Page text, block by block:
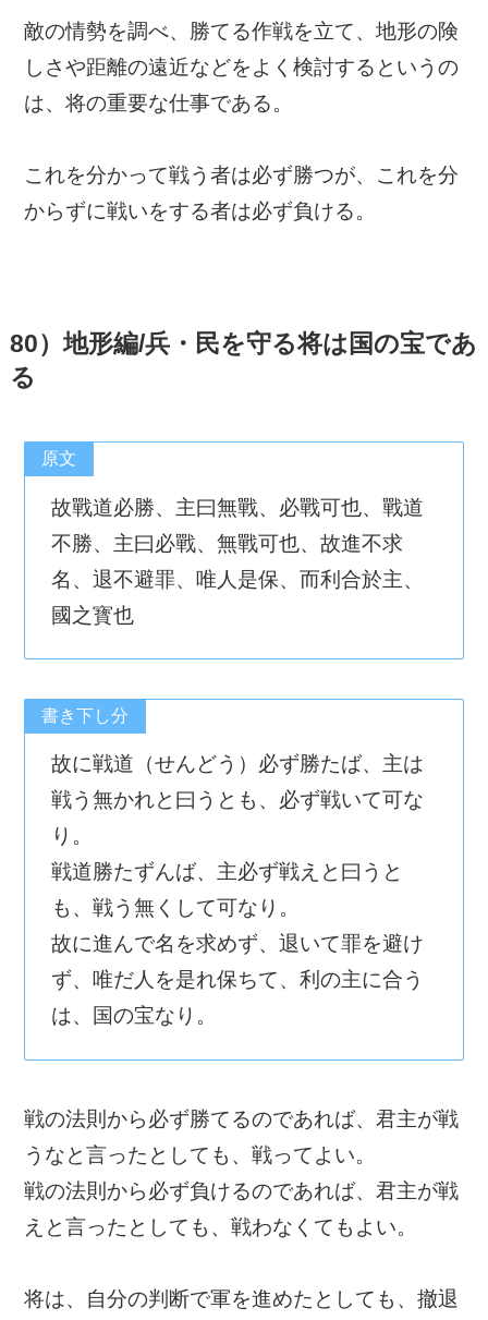
敵の情勢を調べ、勝てる作戦を立て、地形の険
しさや距離の遠近などをよく検討するというの
は、将の重要な仕事である。
これを分かって戦う者は必ず勝つが、これを分
からずに戦いをする者は必ず負ける。
80）地形編/兵・民を守る将は国の宝であ
る
原文
故戰道必勝、主曰無戰、必戰可也、戰道
不勝、主曰必戰、無戰可也、故進不求
名、退不避罪、唯人是保、而利合於主、
國之寳也
書き下し分
故に戦道（せんどう）必ず勝たば、主は
戦う無かれと曰うとも、必ず戦いて可な
り。
戦道勝たずんば、主必ず戦えと曰うと
も、戦う無くして可なり。
故に進んで名を求めず、退いて罪を避け
ず、唯だ人を是れ保ちて、利の主に合う
は、国の宝なり。
戦の法則から必ず勝てるのであれば、君主が戦
うなと言ったとしても、戦ってよい。
戦の法則から必ず負けるのであれば、君主が戦
えと言ったとしても、戦わなくてもよい。
将は、自分の判断で軍を進めたとしても、撤退